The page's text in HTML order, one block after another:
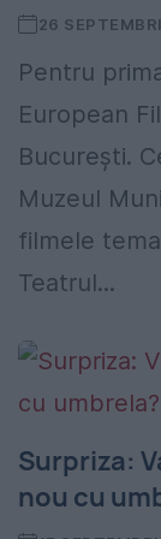
26
Pentru
European
București.
Muzeul
filmele
Teatrul...
Surpriza:
nou cu